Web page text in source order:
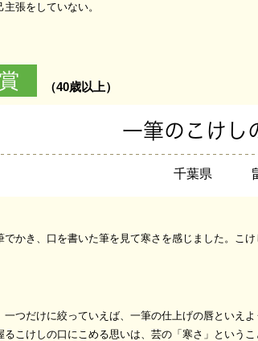
張をしていない。
（40歳以上）
一筆のこけし
千葉県
かき、口を書いた筆を見て寒さを感じました。こ
つだけに絞っていえば、一筆の仕上げの唇といえ
こけしの口にこめる思いは、芸の「寒さ」という